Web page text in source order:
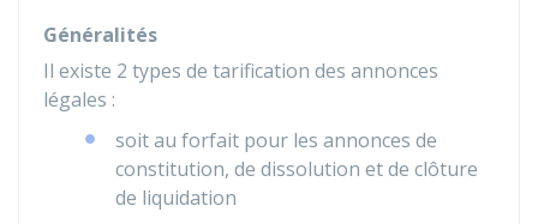
Généralités
Il existe 2 types de tarification des annonces
légales :
soit au forfait pour les annonces de
constitution, de dissolution et de clôture
de liquidation